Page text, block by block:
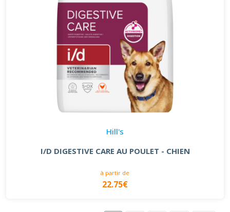
Hill's
I/D DIGESTIVE CARE AU POULET - CHIEN
à partir de
22.75€